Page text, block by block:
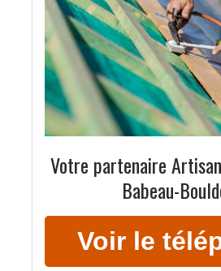
Votre partenaire
Babeau-